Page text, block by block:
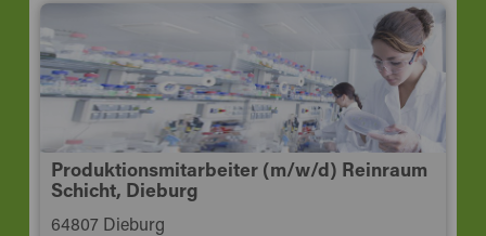
Produktionsmitarbeiter (m/w/d) Reinraum
Schicht, Dieburg
64807 Dieburg